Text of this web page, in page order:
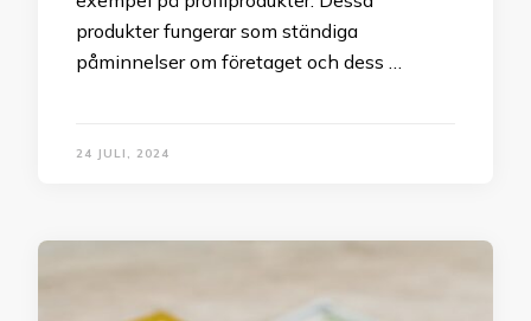
produkter fungerar som ständiga
påminnelser om företaget och dess …
24 JULI, 2024